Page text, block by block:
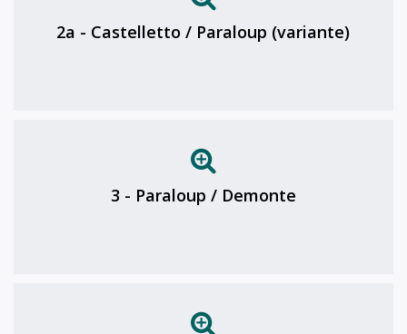
2a - Castelletto / Paraloup (variante)
3 - Paraloup / Demonte